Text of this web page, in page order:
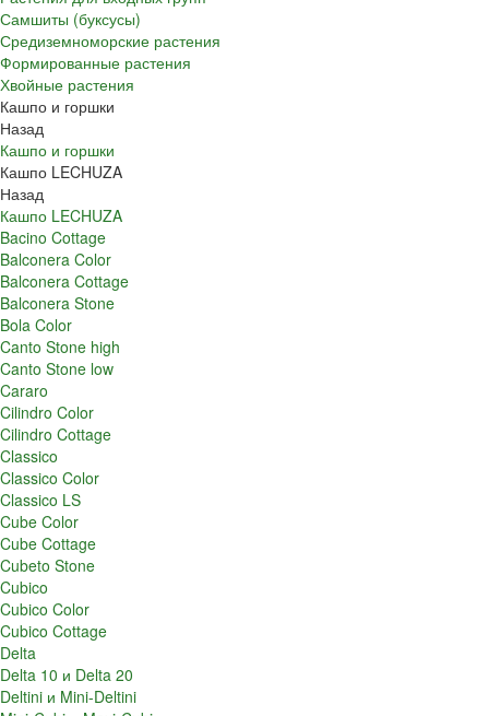
Самшиты (буксусы)
Средиземноморские растения
Формированные растения
Хвойные растения
Кашпо и горшки
Назад
Кашпо и горшки
Кашпо LECHUZA
Назад
Кашпо LECHUZA
Bacino Cottage
Balconera Color
Balconera Cottage
Balconera Stone
Bola Color
Canto Stone high
Canto Stone low
Cararo
Cilindro Color
Cilindro Cottage
Classico
Classico Color
Classico LS
Cube Color
Cube Cottage
Cubeto Stone
Cubico
Cubico Color
Cubico Cottage
Delta
Delta 10 и Delta 20
Deltini и Mini-Deltini